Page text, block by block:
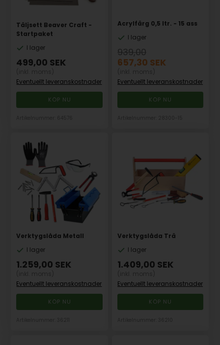
Täljsett Beaver Craft -
Startpaket
I lager
499,00 SEK
Eventuellt leveranskostnader
Acrylfärg 0,5 ltr. - 15 ass
I lager
939,00
657,30 SEK
Eventuellt leveranskostnader
Verktygslåda Metall
I lager
1.259,00 SEK
Eventuellt leveranskostnader
Verktygslåda Trä
I lager
1.409,00 SEK
Eventuellt leveranskostnader